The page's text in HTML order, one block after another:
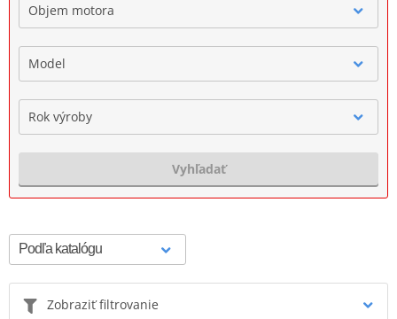
Objem motora
Model
Rok výroby
Vyhľadať
Zobraziť filtrovanie